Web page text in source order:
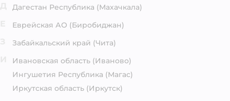
Дагестан Республика (Махачкала)
Еврейская АО (Биробиджан)
Забайкальский край (Чита)
Ивановская область (Иваново)
Ингушетия Республика (Магас)
Иркутская область (Иркутск)